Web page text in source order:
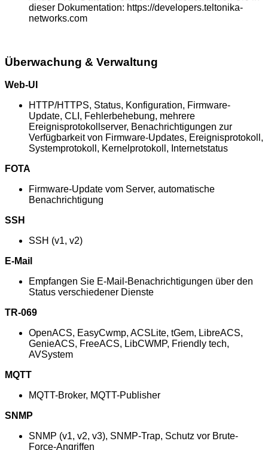
dieser Dokumentation: https://developers.teltonika-
networks.com
Überwachung & Verwaltung
Web-UI
HTTP/HTTPS, Status, Konfiguration, Firmware-
Update, CLI, Fehlerbehebung, mehrere
Ereignisprotokollserver, Benachrichtigungen zur
Verfügbarkeit von Firmware-Updates, Ereignisprotokoll,
Systemprotokoll, Kernelprotokoll, Internetstatus
FOTA
Firmware-Update vom Server, automatische
Benachrichtigung
SSH
SSH (v1, v2)
E-Mail
Empfangen Sie E-Mail-Benachrichtigungen über den
Status verschiedener Dienste
TR-069
OpenACS, EasyCwmp, ACSLite, tGem, LibreACS,
GenieACS, FreeACS, LibCWMP, Friendly tech,
AVSystem
MQTT
MQTT-Broker, MQTT-Publisher
SNMP
SNMP (v1, v2, v3), SNMP-Trap, Schutz vor Brute-
Force-Angriffen